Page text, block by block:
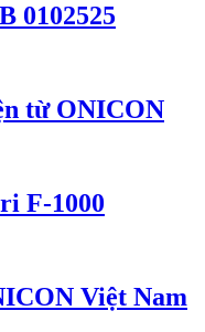
0102525
từ ONICON
F-1000
Việt Nam